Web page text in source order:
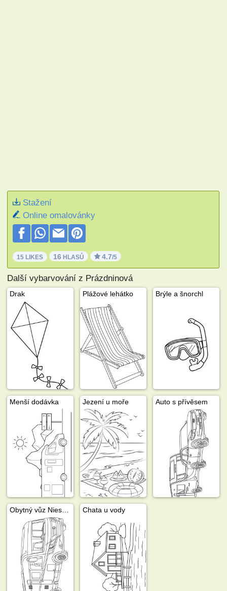
Stažení
Online omalovánky
15 LIKES 16 HLASŮ 4.7/5
Další vybarvování z Prázdninová
Drak Plážové lehátko Brýle a šnorchl
Menší dodávka Jezení u moře Auto s přívěsem
Chata u vody